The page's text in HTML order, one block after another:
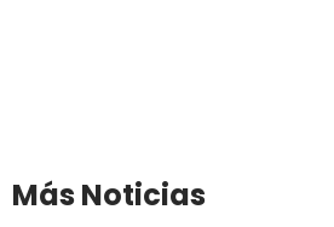
Más Noticias